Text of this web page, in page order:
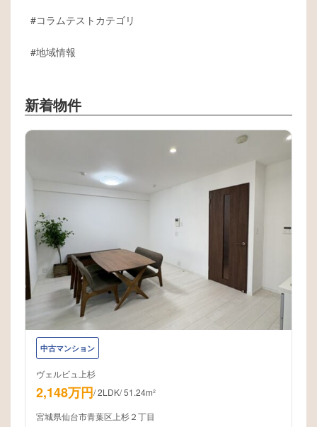
コラムテストカテゴリ
地域情報
新着物件
中古マンション
ヴェルビュ上杉
2,148万円/2LDK/51.24m²
宮城県仙台市青葉区上杉２丁目